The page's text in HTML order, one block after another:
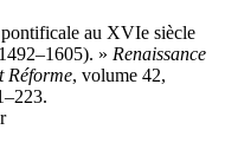
au XVIe siècle
» Renaissance
Réforme, volume 42,